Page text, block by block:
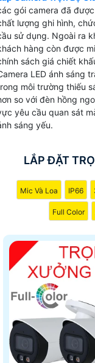
thuộc vào mục
cửa hàng
kế khác nhau
khác sau đây
Camera Sử Dụng
Trọn Bộ
VNĐ
FULL HD
VNĐ1 Camera
Bộ camera full Color Nhà
Bộ Camera Cửa Hàng
VNĐ
Camera
📝 Camera trọn
công nghệ HD
điện thoại ổn
gói camera đã
lượng ghi hình,
sử dụng. Ngoài ra
hàng còn được
sách giá chiết
LED ánh sáng
môi trường thiếu
so với đèn hồng
yêu cầu quan sát
sáng yếu.
LẮP ĐẶT
Mic Và Loa IP66
Full Color